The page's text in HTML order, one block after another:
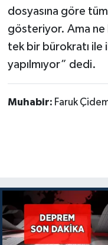
dosyasına göre tüm
gösteriyor. Ama ne
tek bir bürokratı ile
yapılmıyor” dedi.
Muhabir: Faruk